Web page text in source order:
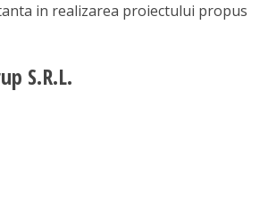
in realizarea proiectului propus
S.R.L.